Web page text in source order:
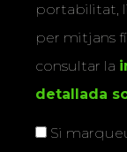
portabilitat,
per mitjans
consultar la
detallada
Si